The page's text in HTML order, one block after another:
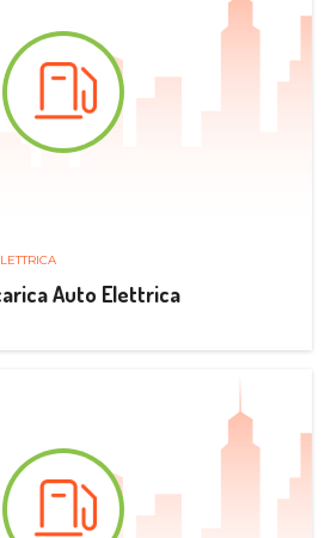
Auto Elettrica